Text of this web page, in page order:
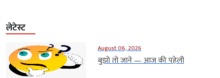
लेटेस्ट
August 06, 2026
बुझो तो जाने — आज की पहेली